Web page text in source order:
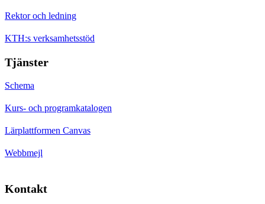
Rektor och ledning
KTH:s verksamhetsstöd
Tjänster
Schema
Kurs- och programkatalogen
Lärplattformen Canvas
Webbmejl
Kontakt